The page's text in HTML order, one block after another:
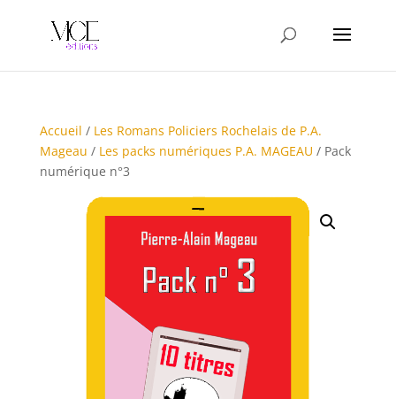
Accueil / Les Romans Policiers Rochelais de P.A.
Mageau / Les packs numériques P.A. MAGEAU / Pack
numérique n°3